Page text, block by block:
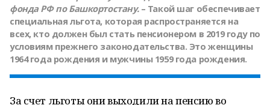
фонда РФ по Башкортостану.– Такой шаг обеспечивает
специальная льгота, которая распространяется на
всех, кто должен был стать пенсионером в 2019 году по
условиям прежнего законодательства. Это женщины
1964 года рождения и мужчины 1959 года рождения.
За счет льготы они выходили на пенсию во